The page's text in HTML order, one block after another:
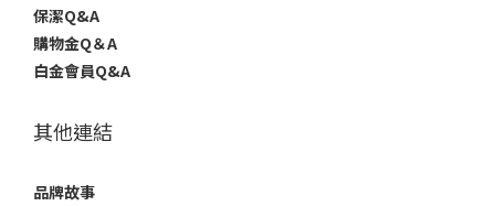
保潔Q&A
購物金Q＆A
白金會員Q&A
其他連結
品牌故事